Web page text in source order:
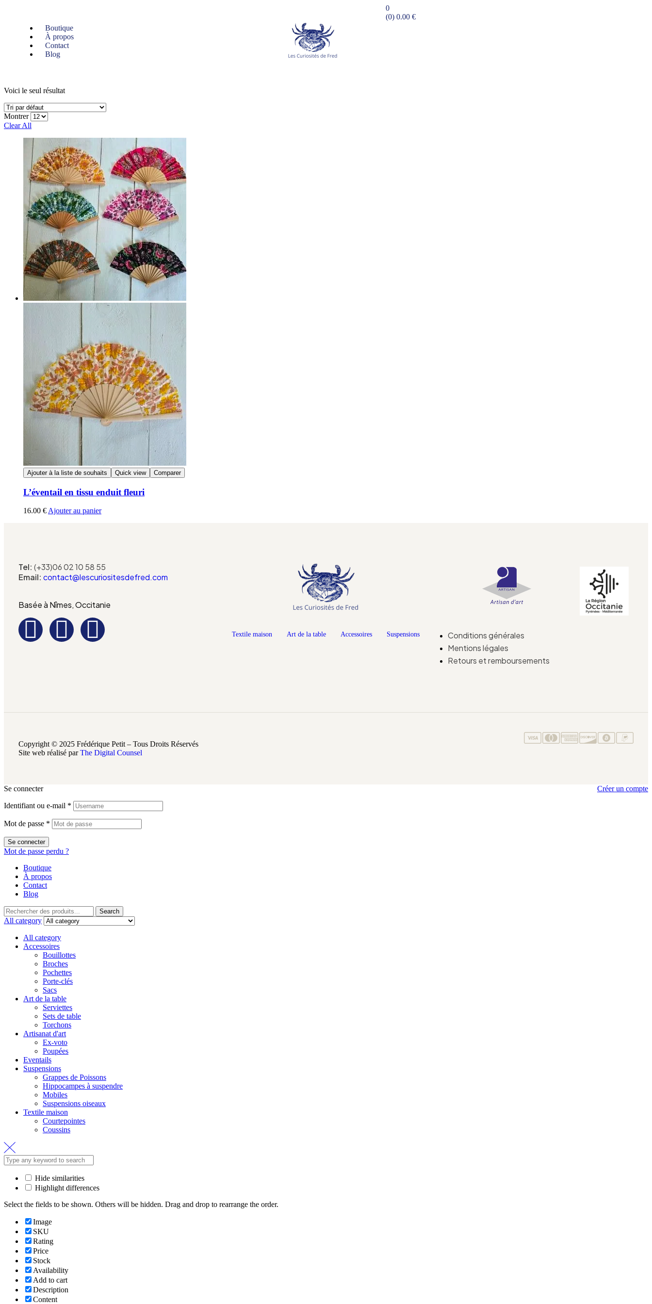
Boutique
À propos
Contact
Blog
0
(0) 0.00 €
Voici le seul résultat
Montrer
Clear All
Ajouter à la liste de souhaits Quick view Comparer
L’éventail en tissu enduit fleuri
16.00 €Ajouter au panier
Tel: (+33)06 02 10 58 55
Email: contact@lescuriositesdefred.com
Basée à Nîmes, Occitanie
Textile maison Art de la table Accessoires Suspensions
Conditions générales
Mentions légales
Retours et remboursements
Copyright © 2025 Frédérique Petit – Tous Droits Réservés
Site web réalisé parThe Digital Counsel
Se connecter Créer un compte
Identifiant ou e-mail *
Mot de passe *
Se connecter
Mot de passe perdu ?
Boutique
À propos
Contact
Blog
Search
All category
All category
Accessoires
Bouillottes
Broches
Pochettes
Porte-clés
Sacs
Art de la table
Serviettes
Sets de table
Torchons
Artisanat d'art
Ex-voto
Poupées
Eventails
Suspensions
Grappes de Poissons
Hippocampes à suspendre
Mobiles
Suspensions oiseaux
Textile maison
Courtepointes
Coussins
Hide similarities
Highlight differences
Select the fields to be shown. Others will be hidden. Drag and drop to rearrange the order.
Image
SKU
Rating
Price
Stock
Availability
Add to cart
Description
Content